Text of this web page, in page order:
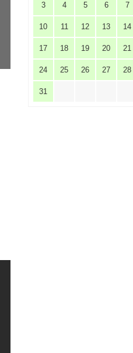
3 4 5 6 7
10 11 12 13 14
17 18 19 20 21
24 25 26 27 28
31